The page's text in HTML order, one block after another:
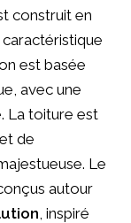
construit en
est basée
avec une
La toiture est
de
Le
autour
, inspiré